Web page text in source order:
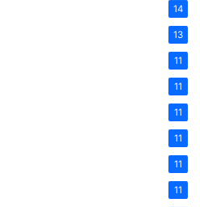
14
13
11
11
11
11
11
11